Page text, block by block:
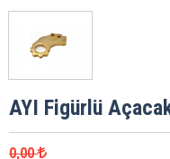
AYI Figürlü
0,00